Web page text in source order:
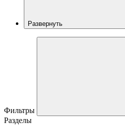
Развернуть
Фильтры
Разделы